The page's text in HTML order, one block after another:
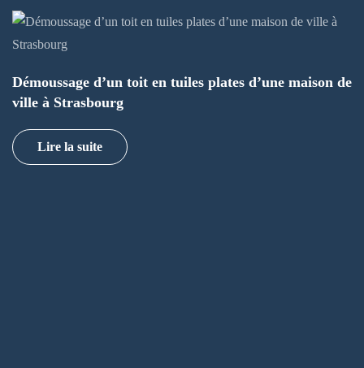
Démoussage d’un toit en tuiles plates d’une maison de
ville à Strasbourg
Lire la suite